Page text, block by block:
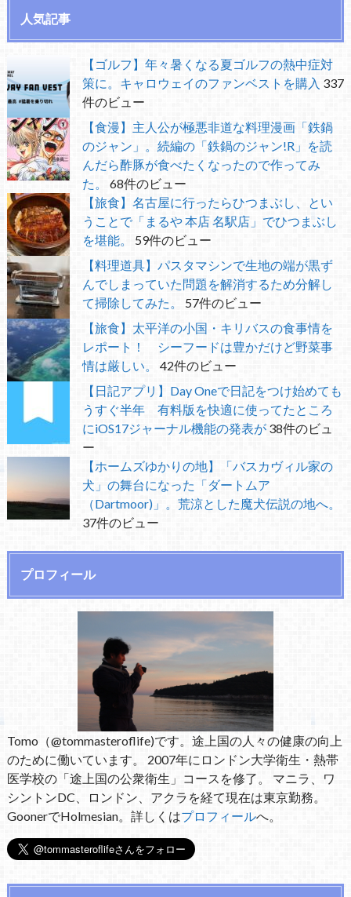
人気記事
【ゴルフ】年々暑くなる夏ゴルフの熱中症対
策に。キャロウェイのファンベストを購入 337
件のビュー
【食漫】主人公が極悪非道な料理漫画「鉄鍋
のジャン」。続編の「鉄鍋のジャン!R」を読
んだら酢豚が食べたくなったので作ってみ
た。
68件のビュー
【旅食】名古屋に行ったらひつまぶし、とい
うことで「まるや 本店 名駅店」でひつまぶし
を堪能。
59件のビュー
【料理道具】パスタマシンで生地の端が黒ず
んでしまっていた問題を解消するため分解し
て掃除してみた。
57件のビュー
【旅食】太平洋の小国・キリバスの食事情を
レポート！ シーフードは豊かだけど野菜事
情は厳しい。
42件のビュー
【日記アプリ】Day Oneで日記をつけ始めても
うすぐ半年 有料版を快適に使ってたところ
にiOS17ジャーナル機能の発表が 38件のビュ
ー
【ホームズゆかりの地】「バスカヴィル家の
犬」の舞台になった「ダートムア
（Dartmoor)」。荒涼とした魔犬伝説の地へ。
37件のビュー
プロフィール
Tomo（@tommasteroflife)です。途上国の人々の健康の向上
のために働いています。 2007年にロンドン大学衛生・熱帯
医学校の「途上国の公衆衛生」コースを修了。 マニラ、ワ
シントンDC、ロンドン、アクラを経て現在は東京勤務。
GoonerでHolmesian。詳しくはプロフィールへ。